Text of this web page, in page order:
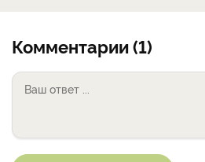
Комментарии (1)